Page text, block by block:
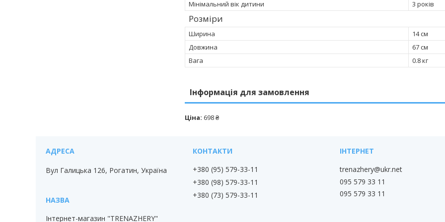
Мінімальний вік дитини 3 років
Розміри
Ширина
14 см
Довжина
67 см
Вага
0.8 кг
Інформація для замовлення
Ціна: 698 ₴
Вул Галицька 126, Рогатин, Україна
Інтернет-магазин "TRENAZHERY"
+380 (95) 579-33-11
+380 (98) 579-33-11
+380 (73) 579-33-11
trenazhery@ukr.net
095 579 33 11
095 579 33 11